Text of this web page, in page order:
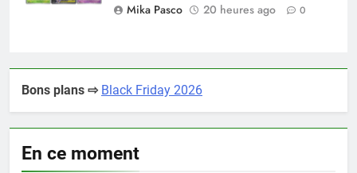
Mika Pasco
20 heures ago 0
Bons plans ⇨ Black Friday 2026
En ce moment